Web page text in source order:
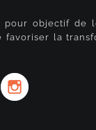
pour objectif de
favoriser la